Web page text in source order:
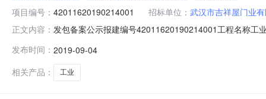
项目编号： 42011620190214001 招标单位： 武汉市吉祥屋门业
正文内容： 发包备案公示报建编号42011620190214001工程名称工
街横天公路以南，幸福路以东资金性质非国有资金资金
发布时间： 2019-09-04
相关产品：
工业